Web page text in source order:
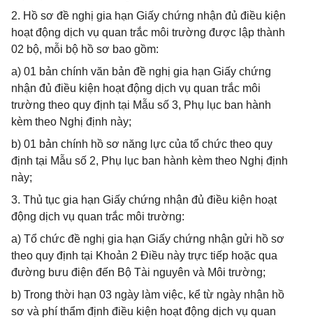
2. Hồ sơ đề nghị gia hạn Giấy chứng nhận đủ điều kiện
hoạt động dịch vụ quan trắc môi trường được lập thành
02 bộ, mỗi bộ hồ sơ bao gồm:
a) 01 bản chính văn bản đề nghị gia hạn Giấy chứng
nhận đủ điều kiện hoạt động dịch vụ quan trắc môi
trường theo quy định tại Mẫu số 3, Phụ lục ban hành
kèm theo Nghị định này;
b) 01 bản chính hồ sơ năng lực của tổ chức theo quy
định tại Mẫu số 2, Phụ lục ban hành kèm theo Nghị định
này;
3. Thủ tục gia hạn Giấy chứng nhận đủ điều kiện hoạt
động dịch vụ quan trắc môi trường:
a) Tổ chức đề nghị gia hạn Giấy chứng nhận gửi hồ sơ
theo quy định tại Khoản 2 Điều này trực tiếp hoặc qua
đường bưu điện đến Bộ Tài nguyên và Môi trường;
b) Trong thời hạn 03 ngày làm việc, kể từ ngày nhận hồ
sơ và phí thẩm định điều kiện hoạt động dịch vụ quan